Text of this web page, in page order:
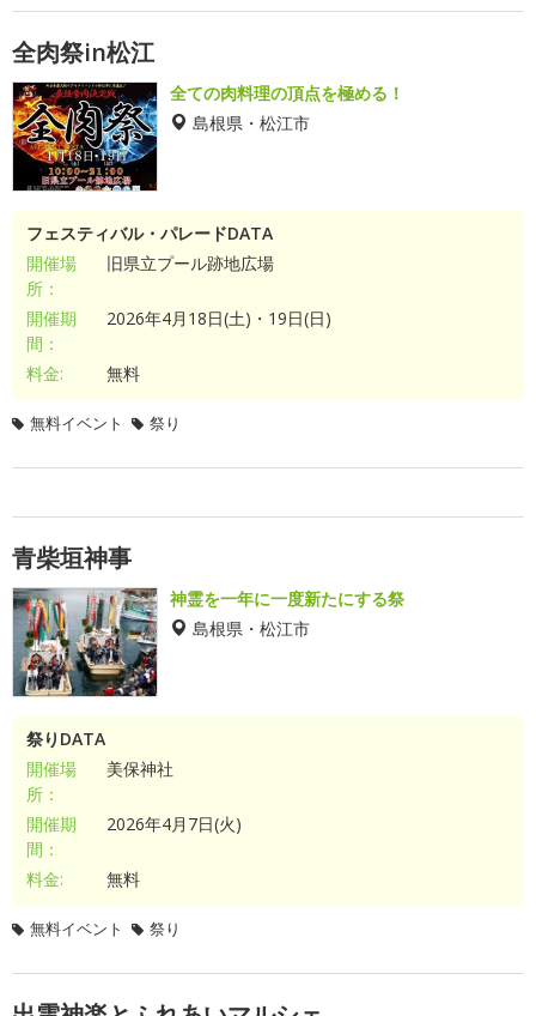
全肉祭in松江
全ての肉料理の頂点を極める！
島根県・松江市
フェスティバル・パレードDATA
開催場
所：
旧県立プール跡地広場
開催期
間：
2026年4月18日(土)・19日(日)
料金: 無料
無料イベント 祭り
青柴垣神事
神霊を一年に一度新たにする祭
島根県・松江市
祭りDATA
開催場
所：
美保神社
開催期
間：
2026年4月7日(火)
料金: 無料
無料イベント 祭り